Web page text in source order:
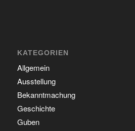
KATEGORIEN
Allgemein
Ausstellung
Bekanntmachung
Geschichte
Guben